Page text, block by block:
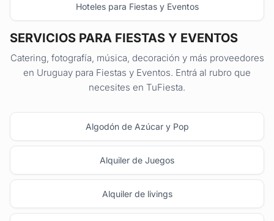
Hoteles para Fiestas y Eventos
SERVICIOS PARA FIESTAS Y EVENTOS
Catering, fotografía, música, decoración y más proveedores
en Uruguay para Fiestas y Eventos. Entrá al rubro que
necesites en TuFiesta.
Algodón de Azúcar y Pop
Alquiler de Juegos
Alquiler de livings